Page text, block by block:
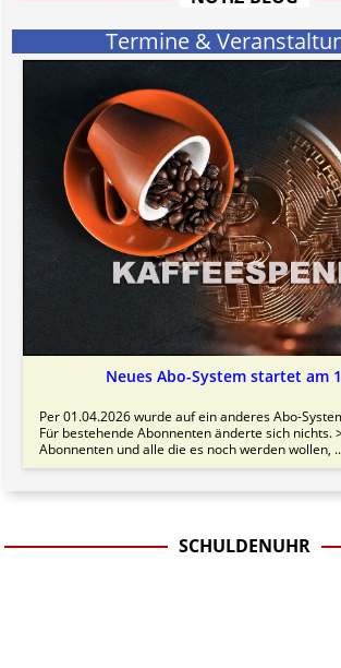
Termine &
Neues Abo-System startet am
Per 01.04.2026 wurde auf ein anderes Abo-
Für bestehende Abonnenten änderte sich nichts.
Abonnenten und alle die es noch werden wollen,
SCHULDENUHR